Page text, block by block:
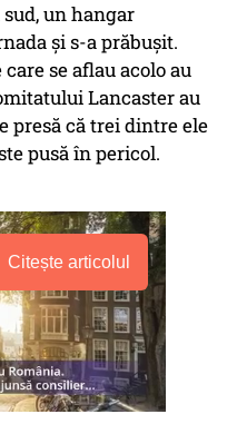
un hangar
și s-a prăbușit.
se aflau acolo au
Lancaster au
presă că trei dintre ele
pusă în pericol.
Citește articolul